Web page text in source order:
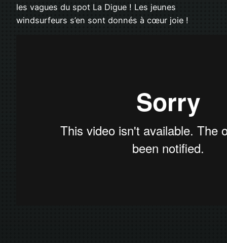
les vagues du spot La Digue ! Les jeunes
windsurfeurs s’en sont donnés à cœur joie !